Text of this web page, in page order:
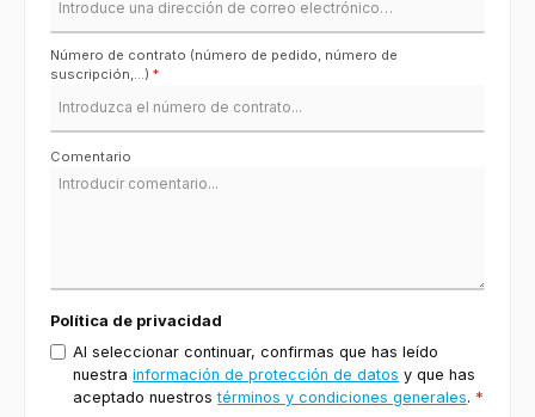
Número de contrato (número de pedido, número de
suscripción,...) *
Comentario
Política de privacidad
Al seleccionar continuar, confirmas que has leído
nuestrainformación de protección de datos y que has
aceptado nuestrostérminos y condiciones generales. *